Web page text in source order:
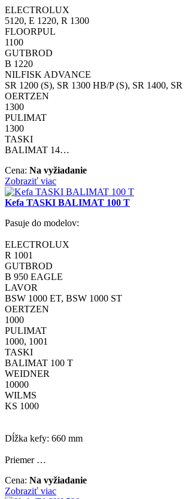
ELECTROLUX
5120, E 1220, R 1300
FLOORPUL
1100
GUTBROD
B 1220
NILFISK ADVANCE
SR 1200 (S), SR 1300 HB/P (S), SR 1400,
OERTZEN
1300
PULIMAT
1300
TASKI
BALIMAT 14…
Cena: Na vyžiadanie
Zobraziť viac
Kefa TASKI BALIMAT 100 T
Pasuje do modelov:
ELECTROLUX
R 1001
GUTBROD
B 950 EAGLE
LAVOR
BSW 1000 ET, BSW 1000 ST
OERTZEN
1000
PULIMAT
1000, 1001
TASKI
BALIMAT 100 T
WEIDNER
10000
WILMS
KS 1000
Dĺžka kefy: 660 mm
Priemer …
Cena: Na vyžiadanie
Zobraziť viac